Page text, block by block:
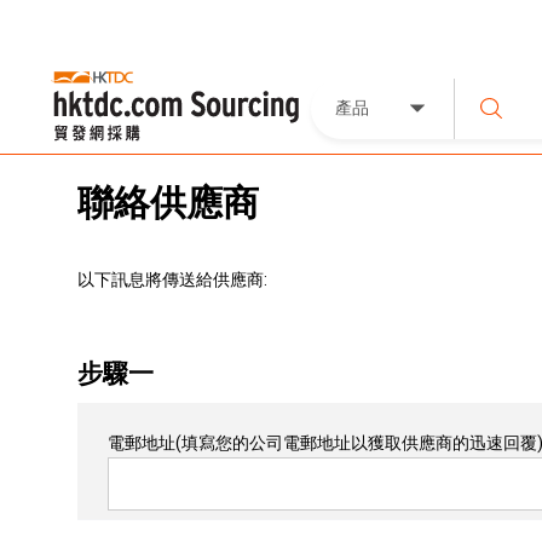
產品
聯絡供應商
以下訊息將傳送給供應商:
步驟一
電郵地址(填寫您的公司電郵地址以獲取供應商的迅速回覆)